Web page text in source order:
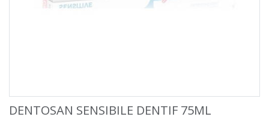
DENTOSAN SENSIBILE DENTIF 75ML